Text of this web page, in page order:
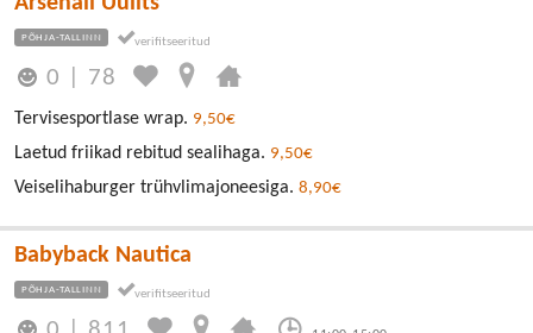
PÕHJA-TALLINN
0 78
Tervisesportlase wrap. 9,50€
Laetud friikad rebitud sealihaga. 9,50€
Veiselihaburger trühvlimajoneesiga. 8,90€
Babyback Nautica
PÕHJA-TALLINN